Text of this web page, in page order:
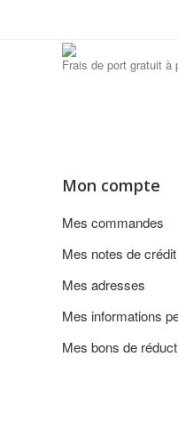
Frais de port gratuit à
Mon compte
Mes commandes
Mes notes de crédit
Mes adresses
Mes informations
Mes bons de